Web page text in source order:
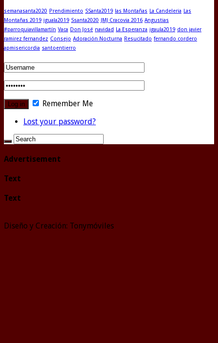
semanasanta2020 Prendimiento SSanta2019 las Montañas La Candeleria Las
Montañas 2019 iguala2019 Ssanta2020 JMJ Cracovia 2016 Angustias
#parroquiavillamartín Vaca Don José navidad La Esperanza igaula2019 don javier
ramirez fernandez Consejo Adoración Nocturna Resucitado fernando cordero
apmisericordia santoentierro
Remember Me
Lost your password?
Advertisement
Text
Text
Diseño y Creación: Tonymóviles